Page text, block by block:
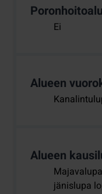
Ei
Alueen
Alueen
jänislupa